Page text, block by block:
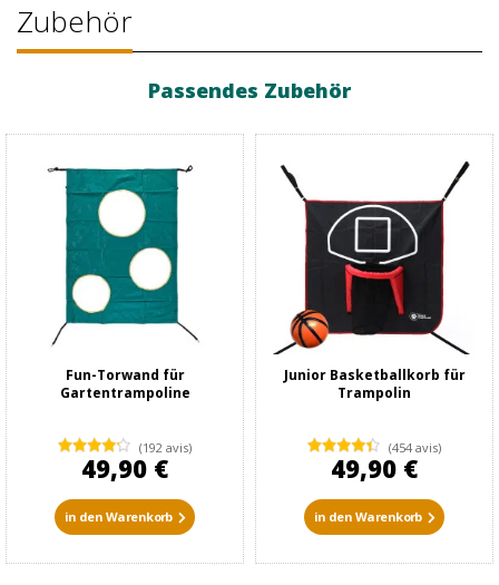
Zubehör
Passendes Zubehör
Fun-Torwand für
Gartentrampoline
(192 avis)
49,90 €
in den Warenkorb
Junior Basketballkorb für
Trampolin
(454 avis)
49,90 €
in den Warenkorb